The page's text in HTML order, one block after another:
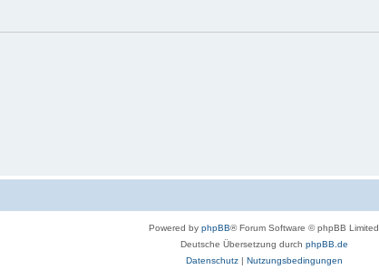
Powered by phpBB® Forum Software © phpBB Limited
Deutsche Übersetzung durch phpBB.de
Datenschutz| Nutzungsbedingungen